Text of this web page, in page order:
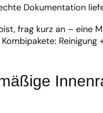
Dokumentation
frag kurz an – eine